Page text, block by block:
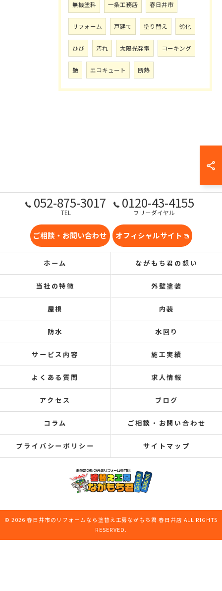
無機塗料 一条工務店 春日井市
リフォーム 戸建て 塗り替え 劣化
ひび 汚れ 太陽光発電 コーキング
艶 エコキュート 断熱
052-875-3017
TEL
0120-43-4155
フリーダイヤル
ご相談・お問い合わせ オフィシャルサイト
ホーム ながもち君の想い
当社の特徴 外壁塗装
屋根 内装
防水 水回り
サービス内容 施工実績
よくある質問 求人情報
アクセス ブログ
コラム ご相談・お問い合わせ
プライバシーポリシー サイトマップ
© 2026 春日井市のリフォームなら塗替え工房ながもち君 春日井店 ALL RIGHTS
RESERVED.